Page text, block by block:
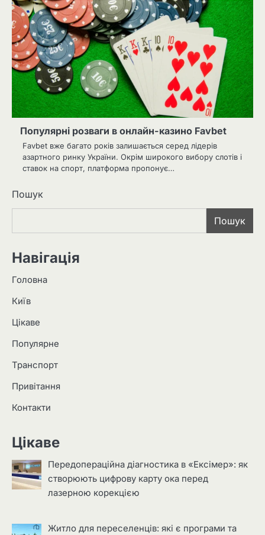
Популярні розваги в онлайн-казино Favbet
Favbet вже багато років залишається серед лідерів
азартного ринку України. Окрім широкого вибору слотів і
ставок на спорт, платформа пропонує…
Пошук
Пошук
Навігація
Головна
Київ
Цікаве
Популярне
Транспорт
Привітання
Контакти
Цікаве
Передопераційна діагностика в «Ексімер»: як
створюють цифрову карту ока перед
лазерною корекцією
Житло для переселенців: які є програми та